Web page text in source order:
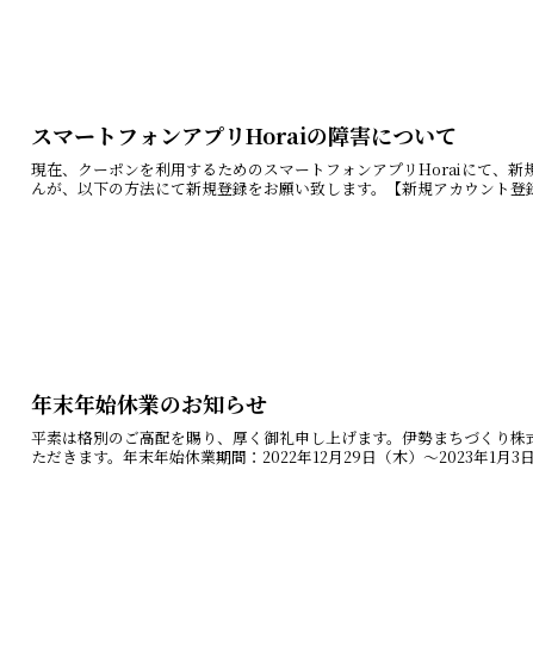
スマートフォンアプリHoraiの障害について
現在、クーポンを利用するためのスマートフォンアプリHoraiにて、
んが、以下の方法にて新規登録をお願い致します。【新規アカウント
年末年始休業のお知らせ
平素は格別のご高配を賜り、厚く御礼申し上げます。伊勢まちづくり
ただきます。年末年始休業期間：2022年12月29日（木）～2023年1月3